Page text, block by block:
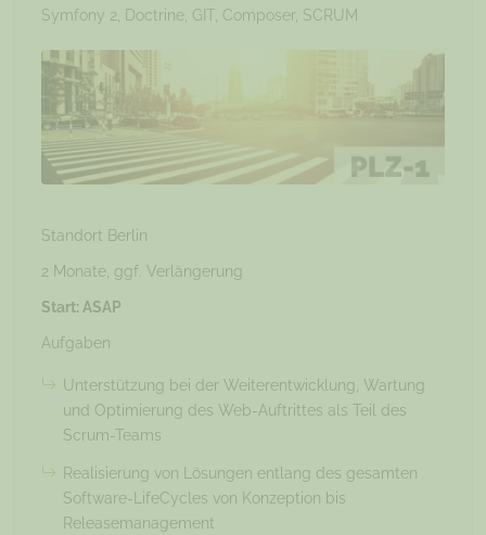
Symfony 2, Doctrine, GIT, Composer, SCRUM
Standort Berlin
2 Monate, ggf. Verlängerung
Start: ASAP
Aufgaben
Unterstützung bei der Weiterentwicklung, Wartung
und Optimierung des Web-Auftrittes als Teil des
Scrum-Teams
Realisierung von Lösungen entlang des gesamten
Software-LifeCycles von Konzeption bis
Releasemanagement